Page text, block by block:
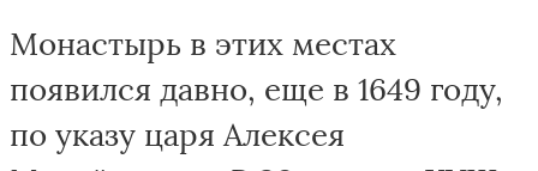
Монастырь в этих местах
появился давно, еще в 1649 году,
по указу царя Алексея